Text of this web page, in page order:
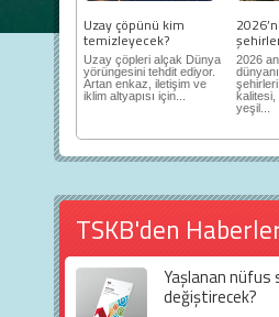
Uzay çöpünü kim
temizleyecek?
Uzay çöpleri alçak Dünya
yörüngesini tehdit ediyor.
Artan enkaz, iletişim ve
iklim altyapısı için...
2026
kalitesi,
yeşil...
TSKB'den
Yaşlanan nüfus
değiştirecek?